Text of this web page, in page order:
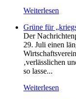
Weiterlesen
Grüne für
Der
29. Juli einen
‚verlässlichen
so lasse...
Weiterlesen